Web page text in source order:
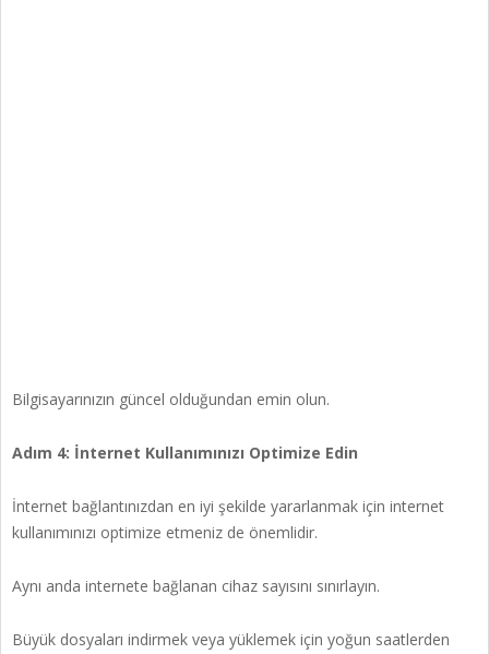
Bilgisayarınızın güncel olduğundan emin olun.
Adım 4: İnternet Kullanımınızı Optimize Edin
İnternet bağlantınızdan en iyi şekilde yararlanmak için internet
kullanımınızı optimize etmeniz de önemlidir.
Aynı anda internete bağlanan cihaz sayısını sınırlayın.
Büyük dosyaları indirmek veya yüklemek için yoğun saatlerden